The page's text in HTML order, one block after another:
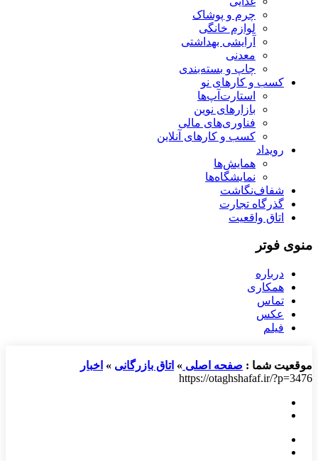
چرم و پوشاک
لوازم خانگی
آرایشی بهداشتی
معدنی
چاپ و بسته‌بندی
کسب و کارهای نو
استارت‌آپ‌ها
بازارهای نوین
فناوری‌های مالی
کسب و کارهای آنلاین
رویداد
همایش‌ها
نمایشگاه‌ها
شفاف‌نگاشت
گذرگاه تجارت
اتاق واقعیت
منوی فوتر
درباره
همکاری
تماس
عکس
فیلم
موقعیت شما : صفحه اصلی » اتاق بازرگانی » اخبار
https://otaghshafaf.ir/?p=3476